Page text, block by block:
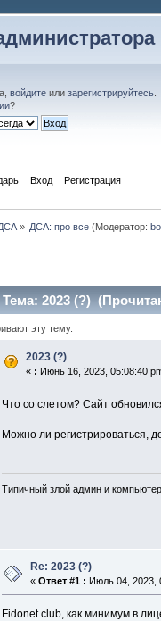
войдите или зарегистрируйтесь
?
Вход Регистрация
» ДСА: про все(Модератор:
Тема: 2023 (?)
эту тему.
2023 (?)
« : Июнь 16, 2023, 05:08:40
Что со слетом? Сайт
Можно ли регистрироваться,
Типичный злой админ и
Re: 2023 (?)
« Ответ #1 : Июль 04, 2023,
Fidonet club, как минимум в